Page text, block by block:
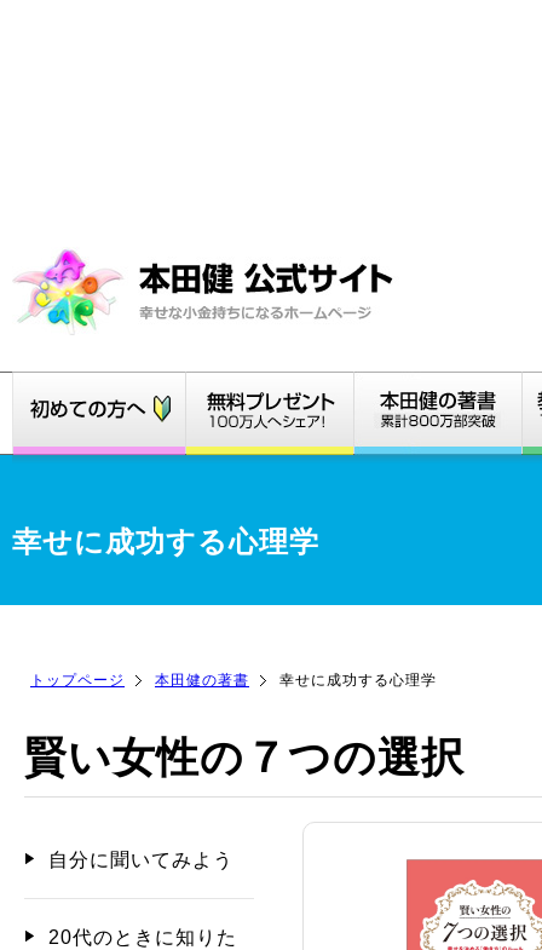
幸せに成功する心理学
トップページ 本田健の著書 幸せに成功する心理学
賢い女性の７つの選択
自分に聞いてみよう
20代のときに知りた